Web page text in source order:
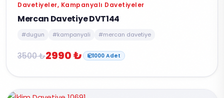
Davetiyeler, Kampanyalı Davetiyeler
Mercan Davetiye DVT144
#dugun #kampanyali #mercan davetiye
3500 ₺2990 ₺ 1000 Adet